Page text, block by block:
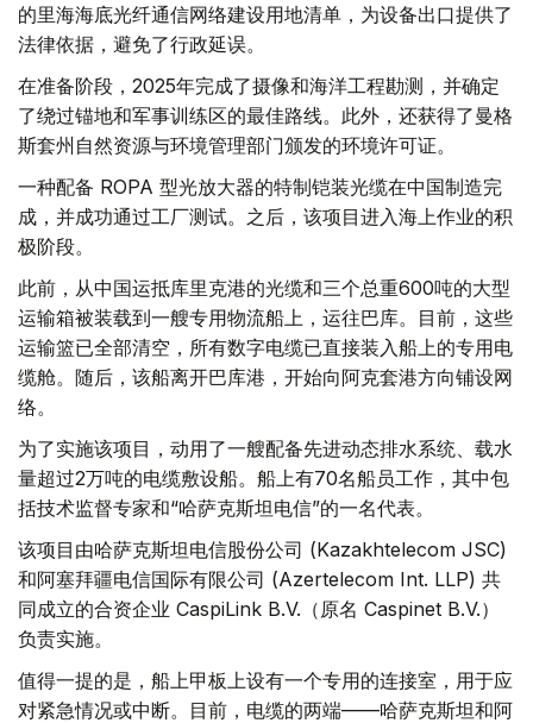
的里海海底光纤通信网络建设用地清单，为设备出口提供了
法律依据，避免了行政延误。
在准备阶段，2025年完成了摄像和海洋工程勘测，并确定
了绕过锚地和军事训练区的最佳路线。此外，还获得了曼格
斯套州自然资源与环境管理部门颁发的环境许可证。
一种配备 ROPA 型光放大器的特制铠装光缆在中国制造完
成，并成功通过工厂测试。之后，该项目进入海上作业的积
极阶段。
此前，从中国运抵库里克港的光缆和三个总重600吨的大型
运输箱被装载到一艘专用物流船上，运往巴库。目前，这些
运输篮已全部清空，所有数字电缆已直接装入船上的专用电
缆舱。随后，该船离开巴库港，开始向阿克套港方向铺设网
络。
为了实施该项目，动用了一艘配备先进动态排水系统、载水
量超过2万吨的电缆敷设船。船上有70名船员工作，其中包
括技术监督专家和“哈萨克斯坦电信”的一名代表。
该项目由哈萨克斯坦电信股份公司 (Kazakhtelecom JSC)
和阿塞拜疆电信国际有限公司 (Azertelecom Int. LLP) 共
同成立的合资企业 CaspiLink B.V.（原名 Caspinet B.V.）
负责实施。
值得一提的是，船上甲板上设有一个专用的连接室，用于应
对紧急情况或中断。目前，电缆的两端——哈萨克斯坦和阿